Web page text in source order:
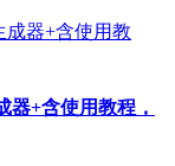
器+含使用教程，